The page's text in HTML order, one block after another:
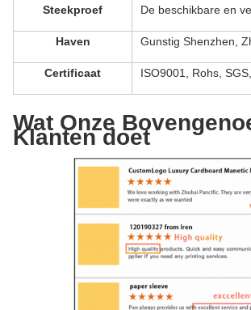
Steekproef De beschikbare en
Haven Gunstig Shenzhen,
Certificaat ISO9001, Rohs,
Wat Onze
Klanten doet